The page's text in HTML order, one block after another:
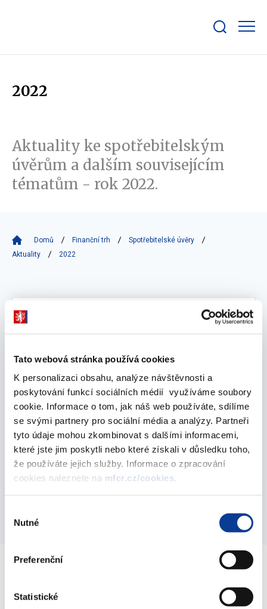
Tato webová stránka používá cookies
K personalizaci obsahu, analýze návštěvnosti a
poskytování funkcí sociálních médií využíváme soubory
cookie. Informace o tom, jak náš web používáte, sdílíme
se svými partnery pro sociální média a analýzy. Partneři
tyto údaje mohou zkombinovat s dalšími informacemi,
které jste jim poskytli nebo které získali v důsledku toho,
že používáte jejich služby. Informace o zpracování
cookies naleznete na mfcr.cz/cookies.
souhlasu
Nutné
Preferenční
Statistické
bar
2022
Aktuality ke spotřebitelským
úvěrům a dalším souvisejícím
tématům - rok 2022.
Domů Finanční trh
Spotřebitelské úvěry
Aktuality
2022
Vyberte
2022
leden 2022
Veřejná konzultace Evropské komise ke
směrnici o hypotékách
04. ledna 2022
Vyberte
2022